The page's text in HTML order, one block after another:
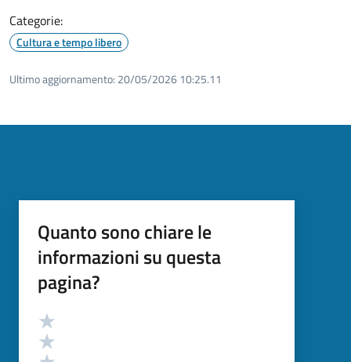
Categorie:
Cultura e tempo libero
Ultimo aggiornamento: 20/05/2026 10:25.11
Quanto sono chiare le
informazioni su questa
pagina?
Valutazione